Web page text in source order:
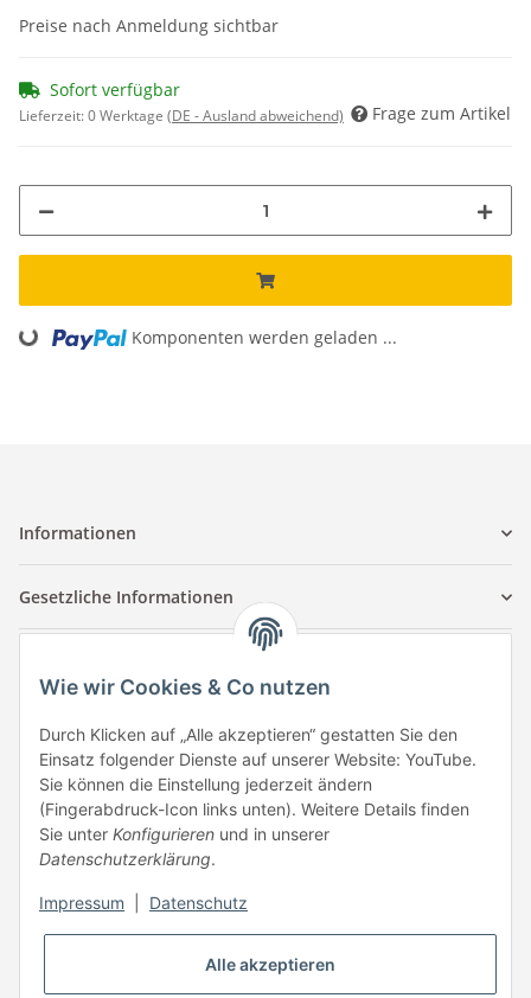
Preise nach Anmeldung sichtbar
Sofort verfügbar
Lieferzeit:0 Werktage (DE - Ausland abweichend) Frage zum Artikel
Loading... Komponenten werden geladen ...
Informationen
Gesetzliche Informationen
Tuccar GmbH
Raum A-123
Anton-Kux-Str.2
41460 Neuss
E-Mail: info @ megaphonic.de
Kundenservice
Mo - Fr 10:00 - 18:00
Mail: info @ megaphonic.de
Wie wir Cookies & Co nutzen
Durch Klicken auf „Alle akzeptieren“ gestatten Sie den
Einsatz folgender Dienste auf unserer Website: YouTube.
Sie können die Einstellung jederzeit ändern
(Fingerabdruck-Icon links unten). Weitere Details finden
Sie unter Konfigurieren und in unserer
Datenschutzerklärung.
Impressum Datenschutz
Alle akzeptieren